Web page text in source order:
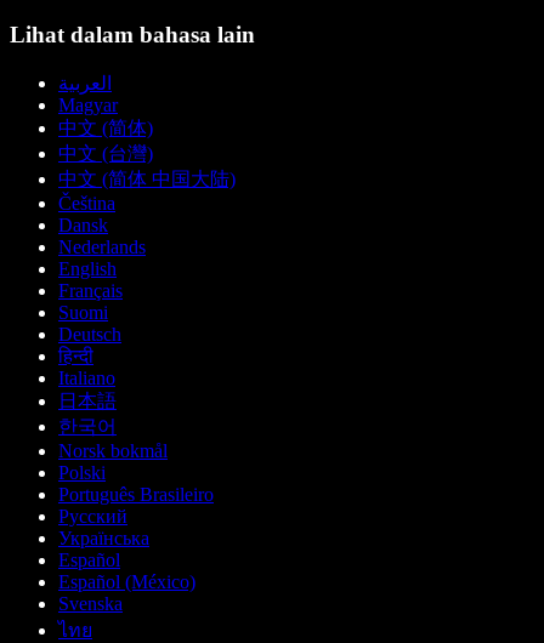
Lihat dalam bahasa lain
العربية
Magyar
中文 (简体)
中文 (台灣)
中文 (简体 中国大陆)
Čeština
Dansk
Nederlands
English
Français
Suomi
Deutsch
हिन्दी
Italiano
日本語
한국어
Norsk bokmål
Polski
Português Brasileiro
Русский
Українська
Español
Español (México)
Svenska
ไทย